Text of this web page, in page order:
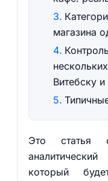
магазина
Витебску
Это статья
который